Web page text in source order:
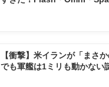
【衝撃】米イランが「まさ
でも軍艦は1ミリも動かない